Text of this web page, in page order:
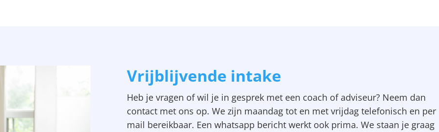
Vrijblijvende intake
Heb je vragen ofwil je in gesprekmet een coach of adviseur? Neem dan
contact met ons op. We zijn maandag tot en met vrijdag telefonisch en per
mail bereikbaar. Een whatsapp bericht werkt ook prima. We staan je graag